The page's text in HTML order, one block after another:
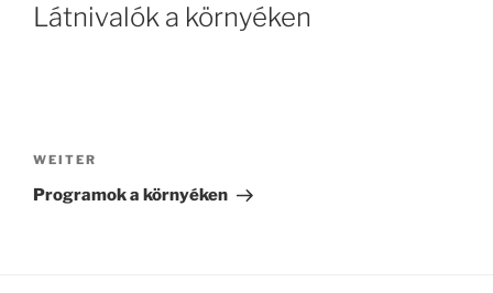
Látnivalók a környéken
Nächster
Beitrag
WEITER
Programok a környéken